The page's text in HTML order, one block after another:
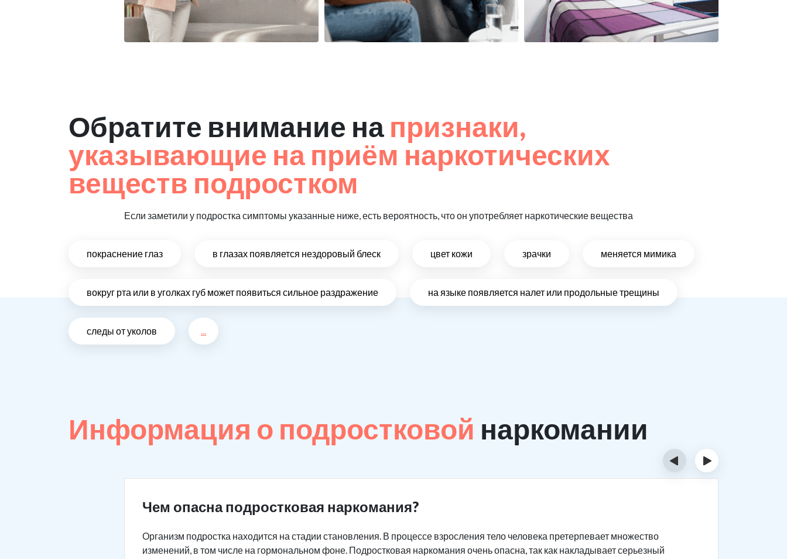
Обратите внимание на признаки,
указывающие на приём наркотических
веществ подростком
Если заметили у подростка симптомы указанные ниже, есть вероятность, что он употребляет наркотические вещества
покраснение глаз в глазах появляется нездоровый блеск цвет кожи зрачки меняется мимика
вокруг рта или в уголках губ может появиться сильное раздражение на языке появляется налет или продольные трещины
следы от уколов ...
Информация о подростковой наркомании
Чем опасна подростковая наркомания?
Организм подростка находится на стадии становления. В процессе взросления тело человека претерпевает множество
изменений, в том числе на гормональном фоне. Подростковая наркомания очень опасна, так как накладывает серьезный
‹ ›